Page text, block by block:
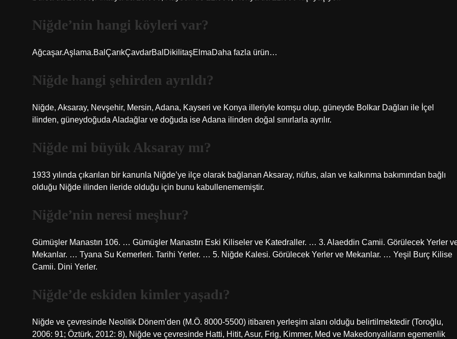
Niğde’nin hangi köyleri var?
Ağcaşar.Aşlama.BalÇarıkÇavdarBalDikilitaşElmaDaha fazla ürün…
Niğde hangi şehirden ayrıldı?
Niğde, Aksaray, Nevşehir, Mersin, Adana, Kayseri ve Konya illeriyle komşu olup, güneyde Bolkar Dağları ile İçel
ilinden, güneydoğuda Aladağlar ve doğuda ise Adana ilinden doğal sınırlarla ayrılır.
Niğde mi büyük Aksaray mı?
1933 yılında çıkarılan bir kanunla Niğde’ye ilçe olarak bağlanan Aksaray, nüfus, alan ve kalkınma bakımından bağlı
olduğu Niğde ilinden ileride olduğu için bunu kabullenememiştir.
Niğde’nin neresi meşhur?
Gümüşler Manastırı 106. … Gümüşler Manastırı Eski Kiliseler ve Katedraller. … 3. Alaeddin Camii. Görülecek Yerler
Mekanlar. … Tyana Su Kemerleri. Tarihi Yerler. … 5. Niğde Kalesi. Görülecek Yerler ve Mekanlar. … Yeşil Burç Kilise
Camii. Dini Yerler.
Niğde’de eskiden kimler yaşadı?
Niğde ve çevresinde Neolitik Dönem’den (M.Ö. 8000-5500) itibaren yerleşim alanı olduğu belirtilmektedir (Toroğlu,
2006: 91; Öztürk, 2012: 8), Niğde ve çevresinde Hatti, Hitit, Asur, Frig, Kimmer, Med ve Makedonyalıların egemenlik